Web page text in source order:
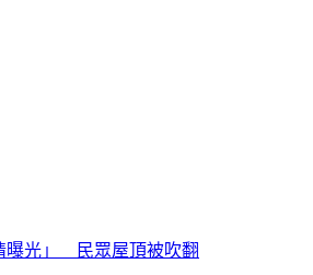
致癌物「苯駢芘」超標 百瓶已流出